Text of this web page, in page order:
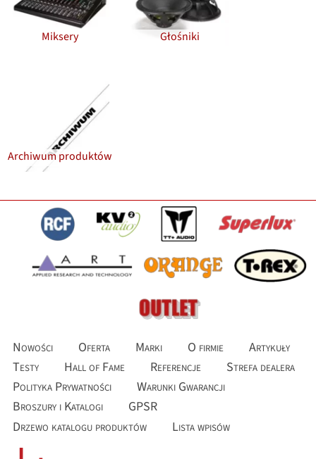
Miksery Głośniki
Archiwum produktów
Nowości Oferta Marki O firmie
Artykuły
Testy
Hall of Fame Referencje
Strefa dealera
Polityka Prywatności
Warunki Gwarancji
Broszury i Katalogi
GPSR
Drzewo katalogu produktów
Lista wpisów